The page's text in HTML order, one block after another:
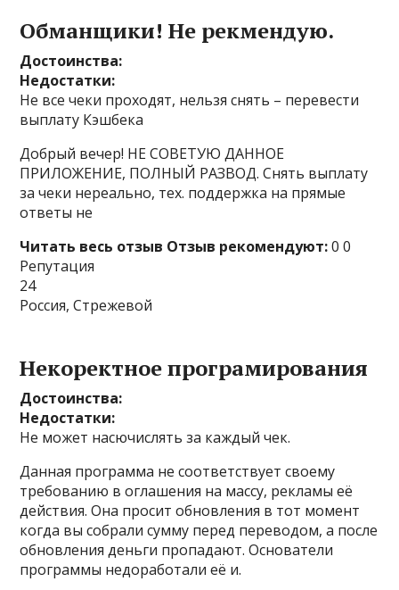
Обманщики! Не рекмендую.
Достоинства:
Недостатки:
Не все чеки проходят, нельзя снять – перевести
выплату Кэшбека
Добрый вечер! НЕ СОВЕТУЮ ДАННОЕ
ПРИЛОЖЕНИЕ, ПОЛНЫЙ РАЗВОД. Снять выплату
за чеки нереально, тех. поддержка на прямые
ответы не
Читать весь отзыв Отзыв рекомендуют:0 0
Репутация
24
Россия, Стрежевой
Некоректное програмирования
Достоинства:
Недостатки:
Не может насючислять за каждый чек.
Данная программа не соответствует своему
требованию в оглашения на массу, рекламы её
действия. Она просит обновления в тот момент
когда вы собрали сумму перед переводом, а после
обновления деньги пропадают. Основатели
программы недоработали её и.